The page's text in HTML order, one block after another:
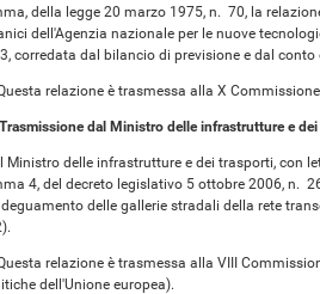
della legge 20 marzo 1975, n. 70, la
dell'Agenzia nazionale per le nuove
corredata dal bilancio di previsione e dal
relazione è trasmessa alla X
Trasmissione dal Ministro delle infrastrutture e
delle infrastrutture e dei trasporti, con
4, del decreto legislativo 5 ottobre 2006, n.
delle gallerie stradali della rete
relazione è trasmessa alla VIII
dell'Unione europea).